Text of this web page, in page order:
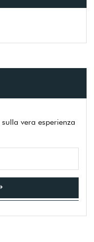
vera esperienza